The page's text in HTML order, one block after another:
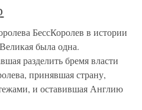
БессКоролев в истории
была одна.
разделить бремя власти
принявшая страну,
и оставившая Англию